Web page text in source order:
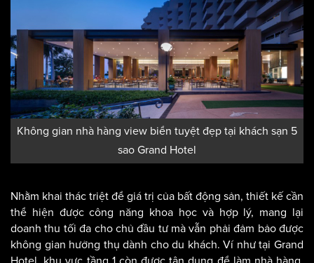
có được trải nghiệm tuyệt vời và đóng góp vào thành công
Không gian nhà hàng view biển tuyệt đẹp tại khách sạn 5
sao Grand Hotel